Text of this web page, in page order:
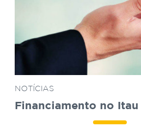
NOTÍCIAS
Financiamento no Itau